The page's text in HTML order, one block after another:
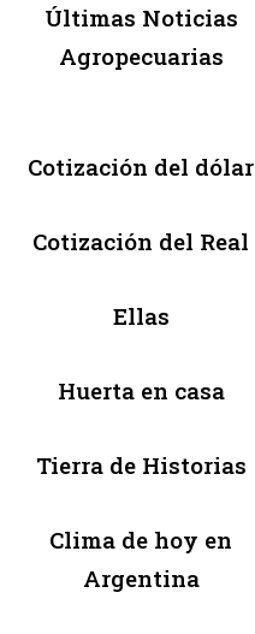
Últimas Noticias
Agropecuarias
Cotización del dólar
Cotización del Real
Ellas
Huerta en casa
Tierra de Historias
Clima de hoy en
Argentina